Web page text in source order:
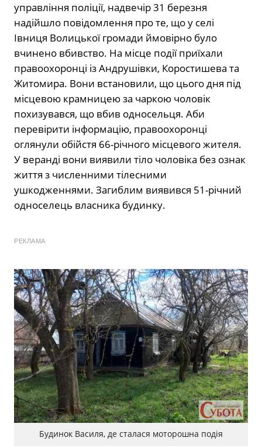
управління поліції, надвечір 31 березня
надійшло повідомлення про те, що у селі
Івниця Волицької громади ймовірно було
вчинено вбивство. На місце події приїхали
правоохоронці із Андрушівки, Коростишева та
Житомира. Вони встановили, що цього дня під
місцевою крамницею за чаркою чоловік
похизувався, що вбив односельця. Аби
перевірити інформацію, правоохоронці
оглянули обійстя 66-річного місцевого жителя.
У веранді вони виявили тіло чоловіка без ознак
життя з численними тілесними
ушкодженнями. Загиблим виявився 51-річний
односелець власника будинку.
РЕКЛАМА
Будинок Василя, де сталася моторошна подія